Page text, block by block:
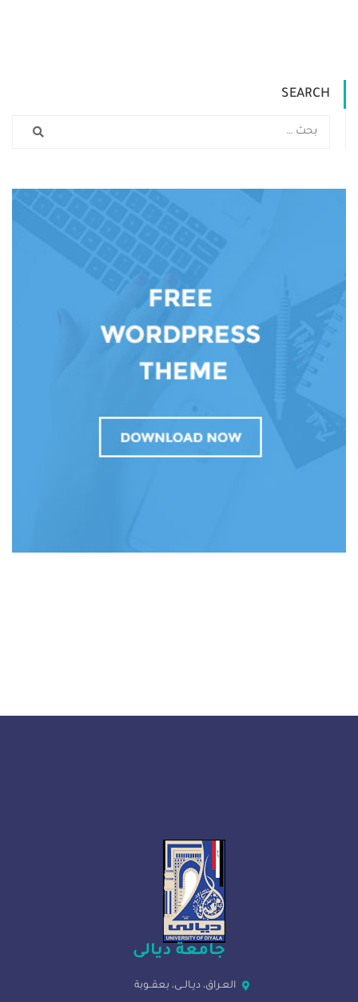
SEARCH
جامعة ديالى
العـراق، ديـالــى، بعقــوبة